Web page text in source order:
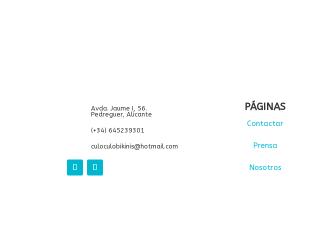
Avda. Jaume I, 56.
Pedreguer, Alicante
(+34) 645239301
culoculobikinis@hotmail.com
PÁGINAS
Contactar
Prensa
Nosotros